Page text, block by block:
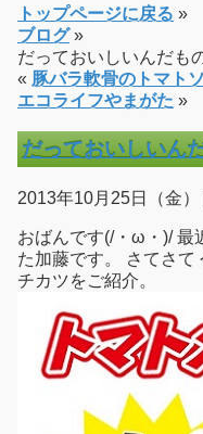
トップページに戻る »
ブログ»
だっておいしいんだも
« 豚バラ軟骨のトマト
エコライフやまがた »
だっておいしいん
2013年10月25日（金） |
おばんです(/・ω・)/ 最
た加藤です。 さてさて
チカツをご紹介。